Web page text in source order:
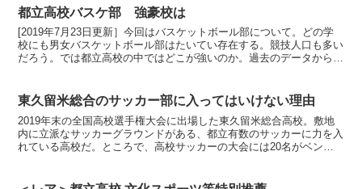
都立高校バスケ部 強豪校は
[2019年7月23日更新］今回はバスケットボール部について。どの学
校にも男女バスケットボール部はたいてい存在する。競技人口も多い
だろう。では都立高校の中ではどこが強いのか。過去のデータから洗
東久留米総合のサッカー部に入ってはいけない理由
2019年末の全国高校選手権大会に出場した東久留米総合高校。敷地
内に立派なサッカーグラウンドがある、都立有数のサッカーに力を入
れている高校だ。ところで、高校サッカーの大会には20名がベンチ